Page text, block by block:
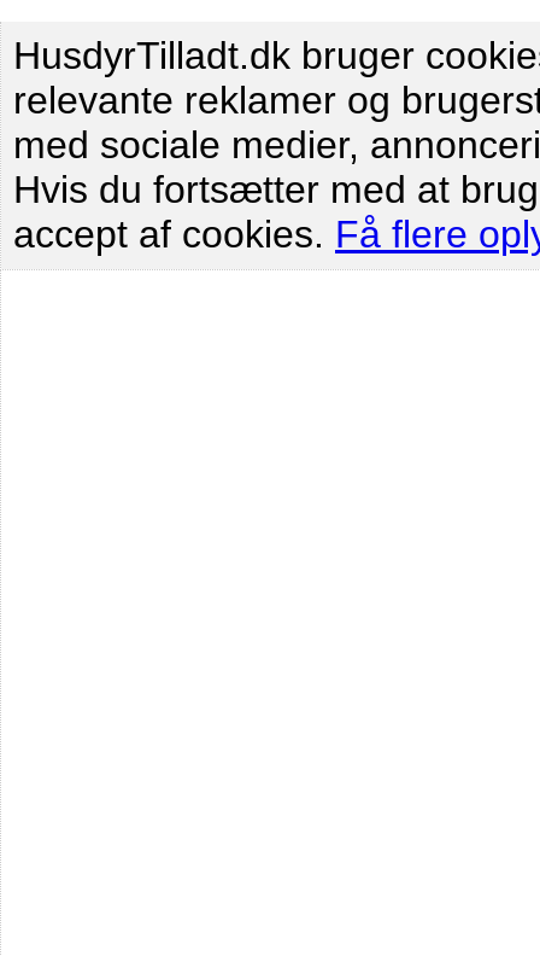
HusdyrTilladt.dk bruger
relevante reklamer og
med sociale medier,
Hvis du fortsætter med at
accept af cookies. Få flere